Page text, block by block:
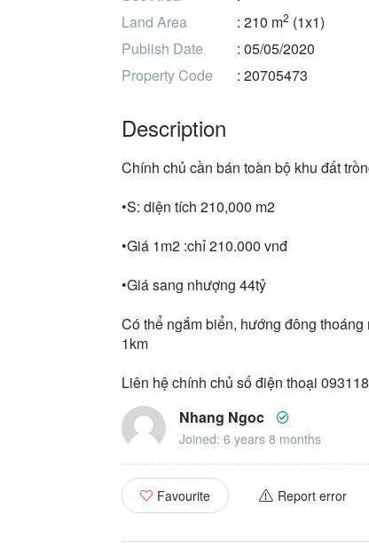
Land Area
: 210 m2 (1x1)
Publish Date
: 05/05/2020
Property Code
: 20705473
Description
Chính chủ cần bán toàn bộ khu đất
•S: diện tích 210,000 m2
•Giá 1m2 :chỉ 210.000 vnđ
•Giá sang nhượng 44tỷ
Có thể ngắm biển, hướng đông
1km
Liên hệ chính chủ số điện thoại
Nhang Ngoc
Joined: 6 years 8 months
Favourite Report error